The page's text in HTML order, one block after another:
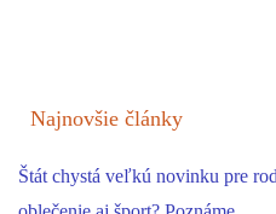
Najnovšie články
Štát chystá veľkú novinku pre